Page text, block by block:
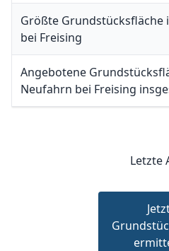
Größte Grundstücksfläche
bei Freising
Angebotene
Neufahrn bei Freising
Letzte